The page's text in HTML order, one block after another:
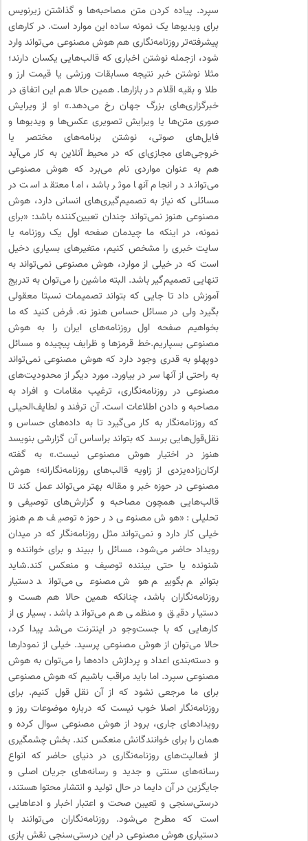
سپرد. پیاده کردن متن مصاحبه‌ها و گذاشتن زیرنویس
برای ویدیوها یک نمونه ساده این موارد است. در کارهای
پیشرفته‌تر روزنامه‌نگاری هم هوش مصنوعی می‌تواند وارد
شود، ازجمله نوشتن اخباری که قالب‌هایی یکسان دارند؛
مثلا نوشتن خبر نتیجه مسابقات ورزشی یا قیمت ارز و
طلا و بقیه اقلام در بازارها. همین حالا هم این اتفاق در
خبرگزاری‌های بزرگ جهان رخ می‌دهد.» او از ویرایش
صوری متن‌ها یا ویرایش تصویری عکس‌ها و ویدیوها و
فایل‌های صوتی، نوشتن برنامه‌های مختصر یا
خروجی‌های مجازی‌ای که در محیط آنلاین به کار می‌آید
هم به عنوان مواردی نام می‌برد که هوش مصنوعی
می‌تواند در انجام آنها موثر باشد، اما معتقد است در
مسائلی که نیاز به تصمیم‌گیری‌های انسانی دارد، هوش
مصنوعی هنوز نمی‌تواند چندان تعیین‌کننده باشد: «برای
نمونه، در اینکه ما چیدمان صفحه اول یک روزنامه یا
سایت خبری را مشخص کنیم، متغیرهای بسیاری دخیل
است که در خیلی از موارد، هوش مصنوعی نمی‌تواند به
‌تنهایی تصمیم‌گیر باشد. البته ماشین را می‌توان به ‌تدریج
آموزش داد تا جایی که بتواند تصمیمات نسبتا معقولی
بگیرد ولی در مسائل حساس هنوز نه. فرض کنید که ما
بخواهیم صفحه اول روزنامه‌های ایران را به هوش
مصنوعی بسپاریم.خط ‌قرمزها و ظرایف پیچیده و مسائل
دوپهلو به قدری وجود دارد که هوش مصنوعی نمی‌تواند
به‌ راحتی از آنها سر در بیاورد. مورد دیگر از محدودیت‌های
مصنوعی در روزنامه‌نگاری، ترغیب مقامات و افراد به
مصاحبه و دادن اطلاعات است. آن ترفند و لطایف‌الحیلی
که روزنامه‌نگار به کار می‌گیرد تا به داده‌های حساس و
نقل‌قول‌هایی برسد که بتواند براساس آن گزارشی بنویسد
هنوز در اختیار هوش مصنوعی نیست.» به گفته
ارکان‌زاده‌یزدی از زاویه قالب‌های روزنامه‌نگارانه؛ هوش
مصنوعی در حوزه خبر و مقاله بهتر می‌تواند عمل کند تا
قالب‌هایی همچون مصاحبه و گزارش‌های توصیفی و
تحلیلی: «هوش مصنوعی در حوزه توصیف هم هنوز
خیلی کار دارد و نمی‌تواند مثل روزنامه‌نگار که در میدان
رویداد حاضر می‌شود، مسائل را ببیند و برای خواننده و
شنونده یا حتی بیننده توصیف و منعکس کند.شاید
بتوانیم بگوییم هوش مصنوعی می‌تواند دستیار
روزنامه‌نگاران باشد، چنانکه همین حالا هم هست و
دستیار دقیق و منظمی هم می‌تواند باشد. بسیاری از
کارهایی که با جست‌وجو در اینترنت می‌شد پیدا کرد،
حالا می‌توان از هوش مصنوعی پرسید. خیلی از نمودارها
و دسته‌بندی اعداد و پردازش داده‌ها را می‌توان به هوش
مصنوعی سپرد. اما باید مراقب باشیم که هوش مصنوعی
برای ما مرجعی نشود که از آن نقل ‌قول کنیم. برای
روزنامه‌نگار اصلا خوب نیست که درباره موضوعات روز و
رویدادهای جاری، برود از هوش مصنوعی سوال کرده و
همان را برای خوانندگانش منعکس کند. بخش چشمگیری
از فعالیت‌های روزنامه‌نگاری در دنیای حاضر که انواع
رسانه‌های سنتی و جدید و رسانه‌های جریان اصلی و
جایگزین در آن دایما در حال تولید و انتشار محتوا هستند،
درستی‌سنجی و تعیین صحت و اعتبار اخبار و ادعاهایی
است که مطرح می‌شود. روزنامه‌نگاران می‌توانند با
دستیاری هوش مصنوعی در این درستی‌سنجی نقش بازی